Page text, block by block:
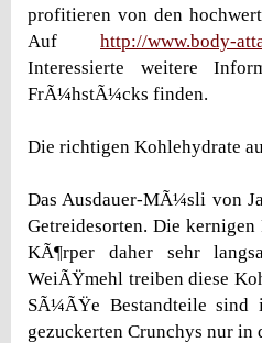
profitieren von den
Auf http://www.body-
Interessierte weitere
FrÃ¼hstÃ¼cks finden.
Die richtigen Kohlehydrate
Das Ausdauer-MÃ¼sli von
Getreidesorten. Die
KÃ¶rper daher sehr
WeiÃŸmehl treiben diese
SÃ¼ÃŸe Bestandteile
gezuckerten Crunchys nur in